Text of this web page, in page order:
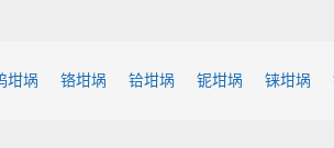
坩埚 铬坩埚 铪坩埚 铌坩埚 铼坩埚